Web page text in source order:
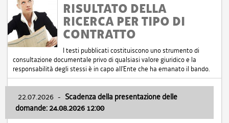
RISULTATO DELLA
RICERCA PER TIPO DI
CONTRATTO
I testi pubblicati costituiscono uno strumento di
consultazione documentale privo di qualsiasi valore giuridico e la
responsabilità degli stessi è in capo all'Ente che ha emanato il bando.
22.07.2026 - Scadenza della presentazione delle
domande: 24.08.2026 12:00